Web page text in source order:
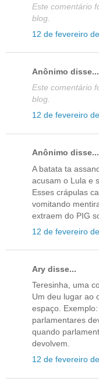
Este comentário
blog.
12 de fevereiro
Anônimo disse...
Este comentário
blog.
12 de fevereiro
Anônimo disse...
A batata ta
acusam o Lula e
Esses crápulas
vomitando
extraem do PIG
12 de fevereiro
Ary disse...
Teresinha, uma
Um deu lugar ao
espaço.
parlamentares
quando
devolvem.
12 de fevereiro